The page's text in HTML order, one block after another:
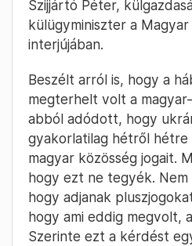
Szijjártó Péter,
külügyminiszter a
interjújában.
Beszélt arról is, hogy a
megterhelt volt a
abból adódott, hogy
gyakorlatilag hétről
magyar közösség jogait.
hogy ezt ne tegyék.
hogy adjanak
hogy ami eddig megvolt,
Szerinte ezt a kérdést